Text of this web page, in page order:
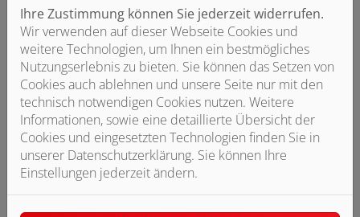
Bitte das Cookie-Consent-Tool öffnen
Element notwendigen Cookies zu akzeptieren.
Ihre Zustimmung können Sie jederzeit widerrufen.
Wir verwenden auf dieser Webseite Cookies und
weitere Technologien, um Ihnen ein bestmögliches
Nutzungserlebnis zu bieten. Sie können das Setzen von
Cookies auch ablehnen und unsere Seite nur mit den
technisch notwendigen Cookies nutzen. Weitere
Informationen, sowie eine detaillierte Übersicht der
Cookies und eingesetzten Technologien finden Sie in
unserer Datenschutzerklärung. Sie können Ihre
Einstellungen jederzeit ändern.